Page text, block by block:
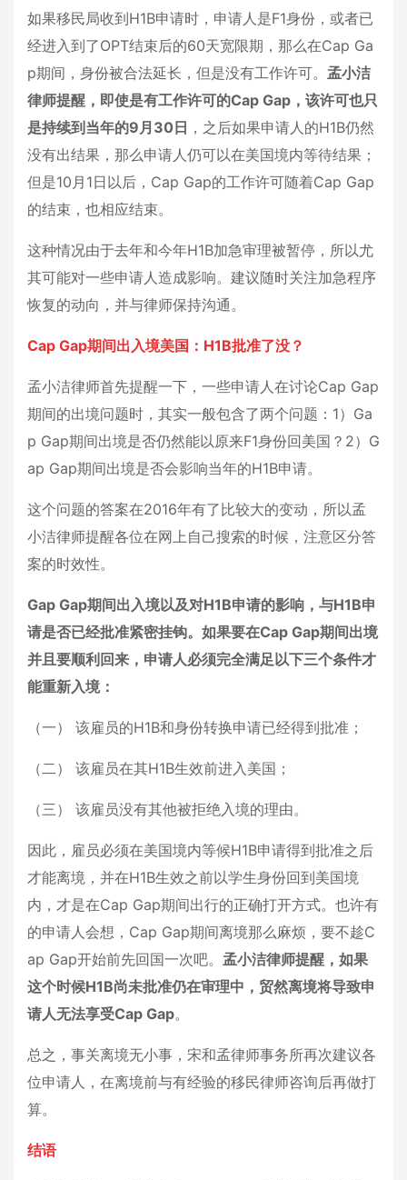
如果移民局收到H1B申请时，申请人是F1身份，或者已
经进入到了OPT结束后的60天宽限期，那么在Cap Ga
p期间，身份被合法延长，但是没有工作许可。 孟小洁
律师提醒，即使是有工作许可的Cap Gap，该许可也只
是持续到当年的9月30日 ，之后如果申请人的H1B仍然
没有出结果，那么申请人仍可以在美国境内等待结果；
但是10月1日以后，Cap Gap的工作许可随着Cap Gap
的结束，也相应结束。
这种情况由于去年和今年H1B加急审理被暂停，所以尤
其可能对一些申请人造成影响。建议随时关注加急程序
恢复的动向，并与律师保持沟通。
Cap Gap期间出入境美国：H1B批准了没？
孟小洁律师首先提醒一下，一些申请人在讨论Cap Gap
期间的出境问题时，其实一般包含了两个问题：1）Ga
p Gap期间出境是否仍然能以原来F1身份回美国？2）G
ap Gap期间出境是否会影响当年的H1B申请。
这个问题的答案在2016年有了比较大的变动，所以孟
小洁律师提醒各位在网上自己搜索的时候，注意区分答
案的时效性。
Gap Gap期间出入境以及对H1B申请的影响，与H1B申
请是否已经批准紧密挂钩。如果要在Cap Gap期间出境
并且要顺利回来，申请人必须完全满足以下三个条件才
能重新入境：
（一） 该雇员的H1B和身份转换申请已经得到批准；
（二） 该雇员在其H1B生效前进入美国；
（三） 该雇员没有其他被拒绝入境的理由。
因此，雇员必须在美国境内等候H1B申请得到批准之后
才能离境，并在H1B生效之前以学生身份回到美国境
内，才是在Cap Gap期间出行的正确打开方式。也许有
的申请人会想，Cap Gap期间离境那么麻烦，要不趁C
ap Gap开始前先回国一次吧。 孟小洁律师提醒，如果
这个时候H1B尚未批准仍在审理中，贸然离境将导致申
请人无法享受Cap Gap。
总之，事关离境无小事，宋和孟律师事务所再次建议各
位申请人，在离境前与有经验的移民律师咨询后再做打
算。
结语